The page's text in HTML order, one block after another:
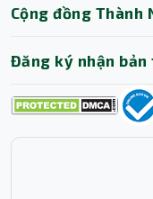
Cộng đồng Thành
Đăng ký nhận